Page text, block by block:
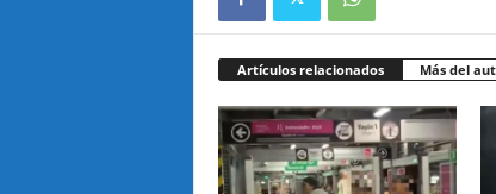
Artículos relacionados Más del